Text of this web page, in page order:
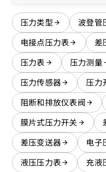
压力类型
波登管
电接点压力表
差
压力表
压力测量
压力传感器
压力
阻断和排放仪表阀
膜片式压力开关
差压变送器
电子
液压压力表
充液